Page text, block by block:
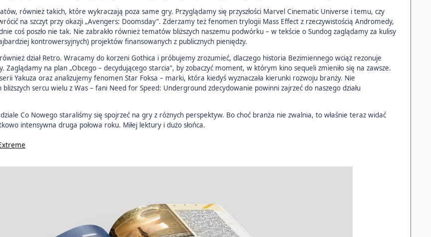
również takich, które wykraczają poza same gry. Przyglądamy się przyszłości Marvel Cinematic Universe i temu, czy
na szczyt przy okazji „Avengers: Doomsday”. Zderzamy też fenomen trylogii Mass Effect z rzeczywistością Andromedy,
coś poszło nie tak. Nie zabrakło również tematów bliższych naszemu podwórku – w tekście o Sundog zaglądamy za kulisy
kontrowersyjnych) projektów finansowanych z publicznych pieniędzy.
dział Retro. Wracamy do korzeni Gothica i próbujemy zrozumieć, dlaczego historia Bezimiennego wciąż rezonuje
Zaglądamy na plan „Obcego – decydującego starcia”, by zobaczyć moment, w którym kino sequeli zmieniło się na zawsze.
Yakuza oraz analizujemy fenomen Star Foksa – marki, która kiedyś wyznaczała kierunki rozwoju branży. Nie
sercu wielu z Was – fani Need for Speed: Underground zdecydowanie powinni zajrzeć do naszego działu
Co Nowego staraliśmy się spojrzeć na gry z różnych perspektyw. Bo choć branża nie zwalnia, to właśnie teraz widać
intensywna druga połowa roku. Miłej lektury i dużo słońca.